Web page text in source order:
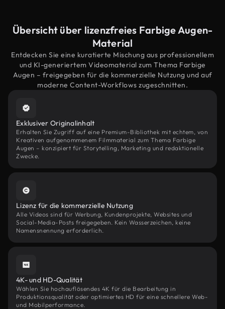
Übersicht über lizenzfreies Farbige Augen-
Material
Entdecken Sie eine kuratierte Mischung aus professionellem
und KI-generiertem Videomaterial zum Thema Farbige
Augen – freigegeben für die kommerzielle Nutzung und auf
moderne Content-Workflows zugeschnitten.
Exklusiver Originalinhalt
Erhalten Sie Zugriff auf eine Premium-Bibliothek mit echtem, von
Kreativen aufgenommenem Filmmaterial zum Thema Farbige
Augen – konzipiert für Storytelling, Marketing und redaktionelle
Zwecke.
Lizenz für die kommerzielle Nutzung
Alle Videos sind für Werbung, Kundenprojekte, Websites und
Social-Media-Posts freigegeben. Kein Wasserzeichen, keine
Namensnennung erforderlich.
4K- und HD-Qualität
Wählen Sie hochauflösendes 4K für die Bearbeitung in
Produktionsqualität oder optimiertes HD für eine schnellere Web-
und Mobilperformance.